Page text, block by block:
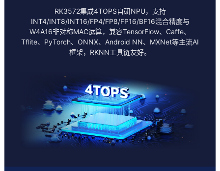
RK3572集成4TOPS自研NPU，支持
INT4/INT8/INT16/FP4/FP8/FP16/BF16混合精度与
W4A16非对称MAC运算，兼容TensorFlow、Caffe、
Tflite、PyTorch、ONNX、Android NN、MXNet等主流AI
框架，RKNN工具链友好。